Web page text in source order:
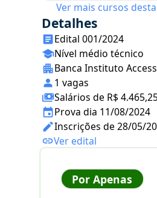
Ver mais cursos
Detalhes
Edital 001/2024
Nível médio técnico
Banca Instituto Access
1 vagas
Salários de R$ 4.465,25
Prova dia 11/08/2024
Inscrições de 28/05/
Ver edital
Por Apenas